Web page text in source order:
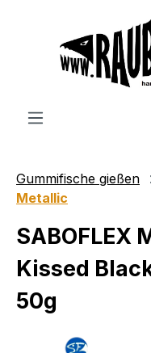
Gummifische gießen
Metallic
SABOFLEX
Kissed
50g